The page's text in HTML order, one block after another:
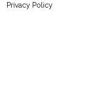
Privacy Policy